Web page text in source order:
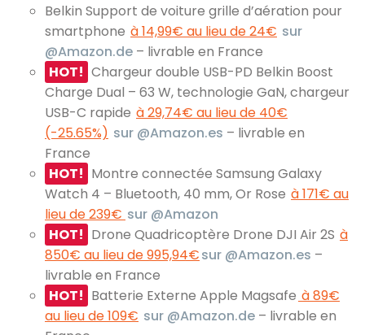
Belkin Support de voiture grille d’aération pour
smartphone à 14,99€ au lieu de 24€ sur
@Amazon.de – livrable en France
HOT! Chargeur double USB-PD Belkin Boost
Charge Dual – 63 W, technologie GaN, chargeur
USB-C rapide à 29,74€ au lieu de 40€
(-25.65%) sur @Amazon.es – livrable en
France
HOT! Montre connectée Samsung Galaxy
Watch 4 – Bluetooth, 40 mm, Or Rose à 171€ au
lieu de 239€ sur @Amazon
HOT! Drone Quadricoptère Drone DJI Air 2S à
850€ au lieu de 995,94€sur @Amazon.es –
livrable en France
HOT! Batterie Externe Apple Magsafe à 89€
au lieu de 109€ sur @Amazon.de – livrable en